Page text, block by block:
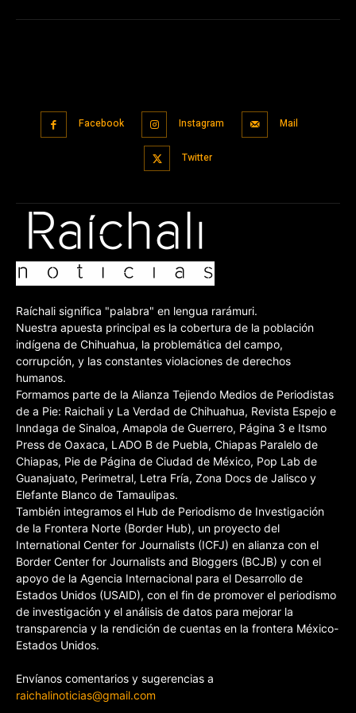
Facebook Instagram Mail
Twitter
Raíchali significa "palabra" en lengua rarámuri.
Nuestra apuesta principal es la cobertura de la población
indígena de Chihuahua, la problemática del campo,
corrupción, y las constantes violaciones de derechos
humanos.
Formamos parte de la Alianza Tejiendo Medios de Periodistas
de a Pie: Raichali y La Verdad de Chihuahua, Revista Espejo e
Inndaga de Sinaloa, Amapola de Guerrero, Página 3 e Itsmo
Press de Oaxaca, LADO B de Puebla, Chiapas Paralelo de
Chiapas, Pie de Página de Ciudad de México, Pop Lab de
Guanajuato, Perimetral, Letra Fría, Zona Docs de Jalisco y
Elefante Blanco de Tamaulipas.
También integramos el Hub de Periodismo de Investigación
de la Frontera Norte (Border Hub), un proyecto del
International Center for Journalists (ICFJ) en alianza con el
Border Center for Journalists and Bloggers (BCJB) y con el
apoyo de la Agencia Internacional para el Desarrollo de
Estados Unidos (USAID), con el fin de promover el periodismo
de investigación y el análisis de datos para mejorar la
transparencia y la rendición de cuentas en la frontera México-
Estados Unidos.
Envíanos comentarios y sugerencias a
raichalinoticias@gmail.com